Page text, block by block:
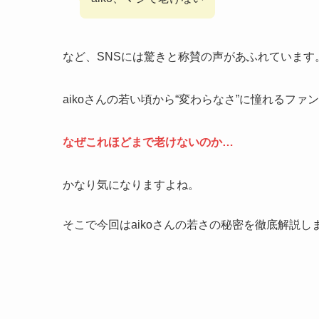
など、SNSには驚きと称賛の声があふれています
aikoさんの若い頃から“変わらなさ”に憧れるファン
なぜこれほどまで老けないのか…
かなり気になりますよね。
そこで今回はaikoさんの若さの秘密を徹底解説し